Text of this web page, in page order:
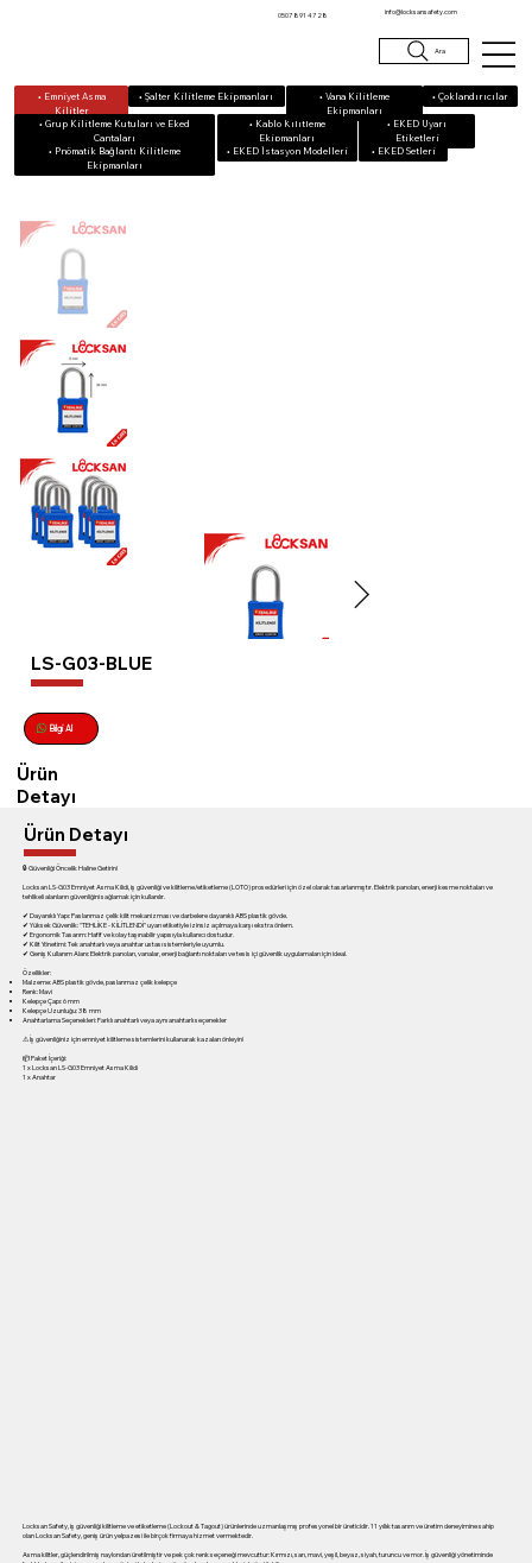
0507 891 47 28 info@locksansafety.com
Ara
• Emniyet Asma
Kilitler
• Grup Kilitleme Kutuları ve Eked
Çantaları
• Şalter Kilitleme Ekipmanları
• Kablo Kilitleme
Ekipmanları
• Vana Kilitleme
Ekipmanları
• Pnömatik Bağlantı Kilitleme
Ekipmanları
• Çoklandırıcılar
LS-G03-BLUE
Bilgi Al
• EKED Uyarı
Etiketleri
• EKED Setleri
• EKED İstasyon Modelleri
Ürün
Detayı
🔒 Güvenliği Öncelik Haline Getirin!
Locksan LS-G03 Emniyet Asma Kilidi, iş güvenliği ve kilitleme/etiketleme (LOTO) prosedürleri için özel olarak tasarlanmıştır. Elektrik panoları, enerji kesme noktaları ve
tehlikeli alanların güvenliğini sağlamak için kullanılır.
✔ Dayanıklı Yapı: Paslanmaz çelik kilit mekanizması ve darbelere dayanıklı ABS plastik gövde.
✔ Yüksek Güvenlik: "TEHLİKE - KİLİTLENDİ" uyarı etiketiyle izinsiz açılmaya karşı ekstra önlem.
✔ Ergonomik Tasarım: Hafif ve kolay taşınabilir yapısıyla kullanıcı dostudur.
✔ Kilit Yönetimi: Tek anahtarlı veya anahtar ustası sistemleriyle uyumlu.
✔ Geniş Kullanım Alanı: Elektrik panoları, vanalar, enerji bağlantı noktaları ve tesis içi güvenlik uygulamaları için ideal.
Özellikler:
Malzeme: ABS plastik gövde, paslanmaz çelik kelepçe
Renk: Mavi
Kelepçe Çapı: 6 mm
Kelepçe Uzunluğu: 38 mm
Anahtarlama Seçenekleri: Farklı anahtarlı veya aynı anahtarlı seçenekler
⚠ İş güvenliğiniz için emniyet kilitleme sistemlerini kullanarak kazaları önleyin!
📦 Paket İçeriği:
1 x Locksan LS-G03 Emniyet Asma Kilidi
1 x Anahtar
Ürün Detayı
Locksan Safety, iş güvenliği kilitleme ve etiketleme (Lockout & Tagout) ürünlerinde uzmanlaşmış profesyonel bir üreticidir. 11 yıllık tasarım ve üretim deneyimine sahip
olan Locksan Safety, geniş ürün yelpazesi ile birçok firmaya hizmet vermektedir.
Asma kilitler, güçlendirilmiş naylondan üretilmiştir ve pek çok renk seçeneği mevcuttur: Kırmızı, sarı, mavi, yeşil, beyaz, siyah, turuncu ve mor. İş güvenliği yönetiminde